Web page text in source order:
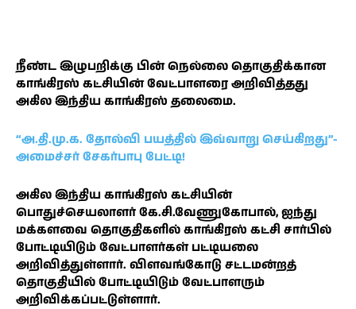
நீண்ட இழுபறிக்கு பின் நெல்லை தொகுதிக்கான
காங்கிரஸ் கட்சியின் வேட்பாளரை அறிவித்தது
அகில இந்திய காங்கிரஸ் தலைமை.
“அ.தி.மு.க. தோல்வி பயத்தில் இவ்வாறு செய்கிறது”-
அமைச்சர் சேகர்பாபு பேட்டி!
அகில இந்திய காங்கிரஸ் கட்சியின்
பொதுச்செயலாளர் கே.சி.வேணுகோபால், ஐந்து
மக்களவை தொகுதிகளில் காங்கிரஸ் கட்சி சார்பில்
போட்டியிடும் வேட்பாளர்கள் பட்டியலை
அறிவித்துள்ளார். விளவங்கோடு சட்டமன்றத்
தொகுதியில் போட்டியிடும் வேட்பாளரும்
அறிவிக்கப்பட்டுள்ளார்.